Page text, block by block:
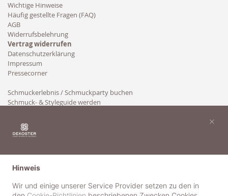
Wichtige Hinweise
Häufig gestellte Fragen (FAQ)
AGB
Widerrufsbelehrung
Vertrag widerrufen
Datenschutzerklärung
Impressum
Pressecorner
Schmuckerlebnis / Schmuckparty buchen
Schmuck- & Styleguide werden
Hinweis
Wir und einige unserer Service Provider setzen zu den in
×